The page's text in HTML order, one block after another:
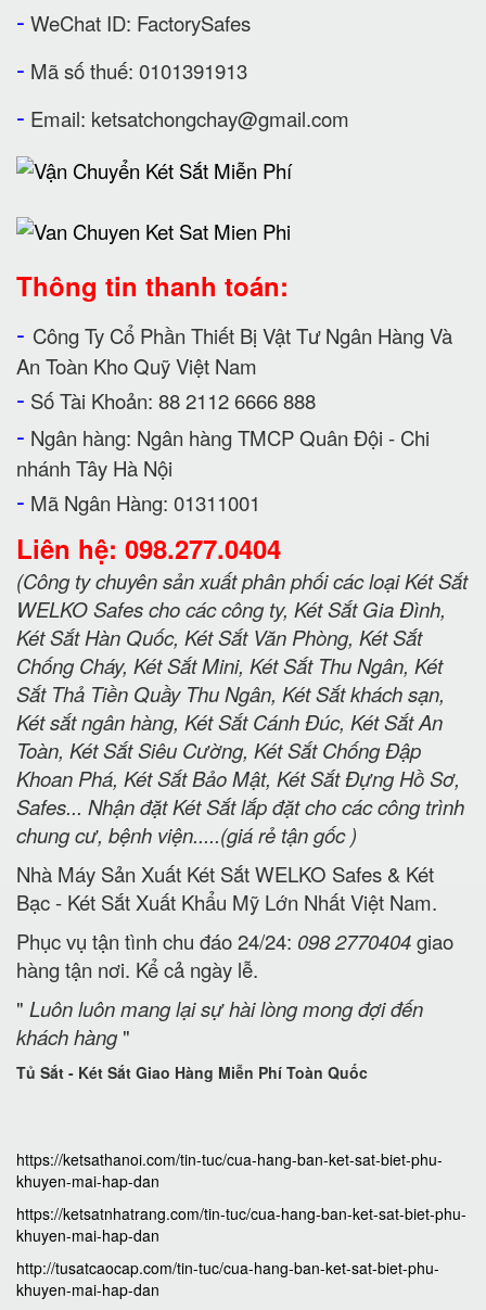
- WeChat ID: FactorySafes
- Mã số thuế: 0101391913
- Email: ketsatchongchay@gmail.com
Thông tin thanh toán:
- Công Ty Cổ Phần Thiết Bị Vật Tư Ngân Hàng Và
An Toàn Kho Quỹ Việt Nam
- Số Tài Khoản: 88 2112 6666 888
- Ngân hàng: Ngân hàng TMCP Quân Đội - Chi
nhánh Tây Hà Nội
- Mã Ngân Hàng: 01311001
Liên hệ: 098.277.0404
(Công ty chuyên sản xuất phân phối các loại Két Sắt
WELKO Safes cho các công ty, Két Sắt Gia Đình,
Két Sắt Hàn Quốc, Két Sắt Văn Phòng, Két Sắt
Chống Cháy, Két Sắt Mini, Két Sắt Thu Ngân, Két
Sắt Thả Tiền Quầy Thu Ngân, Két Sắt khách sạn,
Két sắt ngân hàng, Két Sắt Cánh Đúc, Két Sắt An
Toàn, Két Sắt Siêu Cường, Két Sắt Chống Đập
Khoan Phá, Két Sắt Bảo Mật, Két Sắt Đựng Hồ Sơ,
Safes... Nhận đặt Két Sắt lắp đặt cho các công trình
chung cư, bệnh viện.....(giá rẻ tận gốc )
Nhà Máy Sản Xuất Két Sắt WELKO Safes & Két
Bạc - Két Sắt Xuất Khẩu Mỹ Lớn Nhất Việt Nam.
Phục vụ tận tình chu đáo 24/24: 098 2770404giao
hàng tận nơi. Kể cả ngày lễ.
" Luôn luôn mang lại sự hài lòng mong đợi đến
khách hàng"
Tủ Sắt - Két Sắt Giao Hàng Miễn Phí Toàn Quốc
https://ketsathanoi.com/tin-tuc/cua-hang-ban-ket-sat-biet-phu-
khuyen-mai-hap-dan
https://ketsatnhatrang.com/tin-tuc/cua-hang-ban-ket-sat-biet-phu-
khuyen-mai-hap-dan
http://tusatcaocap.com/tin-tuc/cua-hang-ban-ket-sat-biet-phu-
khuyen-mai-hap-dan